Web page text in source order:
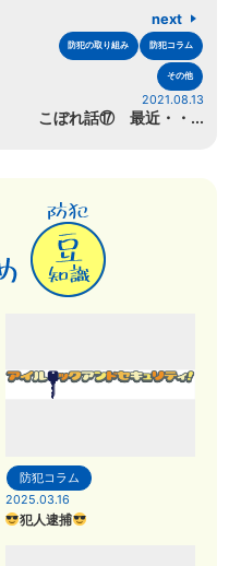
next
防犯の取り組み 防犯コラム
その他
2021.08.13
こぼれ話⑰ 最近・・...
防犯コラム
2025.03.16
犯人逮捕